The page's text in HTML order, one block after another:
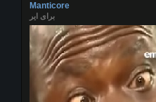
Manticore
برای ایر